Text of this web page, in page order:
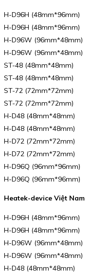
H-D96H (48mm*96mm)
H-D96H (48mm*96mm)
H-D96W (96mm*48mm)
H-D96W (96mm*48mm)
ST-48 (48mm*48mm)
ST-48 (48mm*48mm)
ST-72 (72mm*72mm)
ST-72 (72mm*72mm)
H-D48 (48mm*48mm)
H-D48 (48mm*48mm)
H-D72 (72mm*72mm)
H-D72 (72mm*72mm)
H-D96Q (96mm*96mm)
H-D96Q (96mm*96mm)
Heatek-device Việt Nam
H-D96H (48mm*96mm)
H-D96H (48mm*96mm)
H-D96W (96mm*48mm)
H-D96W (96mm*48mm)
H-D48 (48mm*48mm)